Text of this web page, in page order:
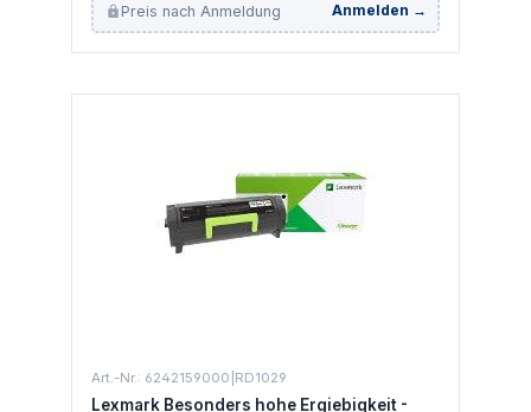
Preis nach Anmeldung Anmelden →
Art.-Nr.: 6242159000|RD1029
Lexmark Besonders hohe Ergiebigkeit -